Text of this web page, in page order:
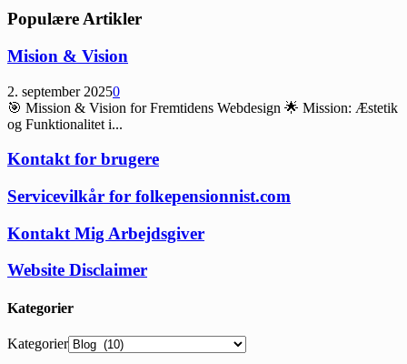
Populære Artikler
Mision & Vision
2. september 20250
🎯 Mission & Vision for Fremtidens Webdesign 🌟 Mission: Æstetik
og Funktionalitet i...
Kontakt for brugere
Servicevilkår for folkepensionnist.com
Kontakt Mig Arbejdsgiver
Website Disclaimer
Kategorier
Kategorier